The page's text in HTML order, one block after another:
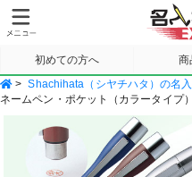
初めての方へ 商
サンプル請求
> Shachihata（シヤチハタ）の名
ネームペン・ポケット（カラータイプ）